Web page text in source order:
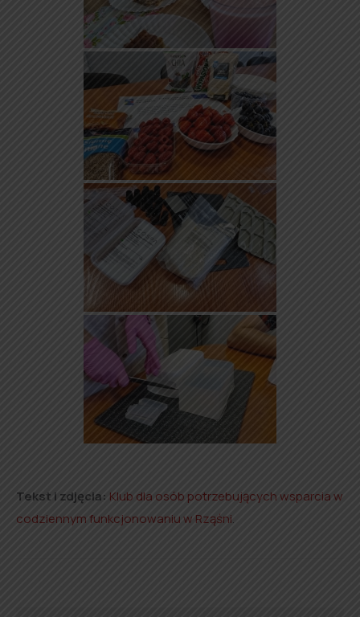
Tekst i zdjęcia: Klub dla osób potrzebujących wsparcia w
codziennym funkcjonowaniu w Rząśni.